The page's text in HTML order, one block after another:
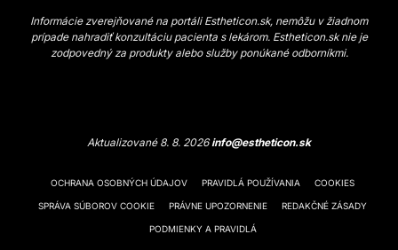
Informácie zverejňované na portáli Estheticon.sk, nemôžu v žiadnom
prípade nahradiť konzultáciu pacienta s lekárom. Estheticon.sk nie je
zodpovedný za produkty alebo služby ponúkané odborníkmi.
Aktualizované 8. 8. 2026info@estheticon.sk
OCHRANA OSOBNÝCH ÚDAJOV PRAVIDLÁ POUŽÍVANIA COOKIES
SPRÁVA SÚBOROV COOKIE PRÁVNE UPOZORNENIE REDAKČNÉ ZÁSADY
PODMIENKY A PRAVIDLÁ